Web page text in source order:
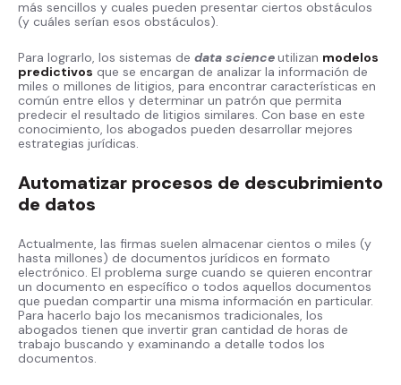
más sencillos y cuales pueden presentar ciertos obstáculos
(y cuáles serían esos obstáculos).
Para lograrlo, los sistemas de data scienceutilizan modelos
predictivos que se encargan de analizar la información de
miles o millones de litigios, para encontrar características en
común entre ellos y determinar un patrón que permita
predecir el resultado de litigios similares. Con base en este
conocimiento, los abogados pueden desarrollar mejores
estrategias jurídicas.
Automatizar procesos de descubrimiento
de datos
Actualmente, las firmas suelen almacenar cientos o miles (y
hasta millones) de documentos jurídicos en formato
electrónico. El problema surge cuando se quieren encontrar
un documento en específico o todos aquellos documentos
que puedan compartir una misma información en particular.
Para hacerlo bajo los mecanismos tradicionales, los
abogados tienen que invertir gran cantidad de horas de
trabajo buscando y examinando a detalle todos los
documentos.